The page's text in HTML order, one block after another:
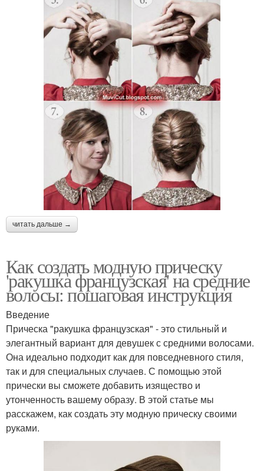
читать дальше →
Как создать модную прическу
'ракушка французская' на средние
волосы: пошаговая инструкция
Введение
Прическа "ракушка французская" - это стильный и
элегантный вариант для девушек с средними волосами.
Она идеально подходит как для повседневного стиля,
так и для специальных случаев. С помощью этой
прически вы сможете добавить изящество и
утонченность вашему образу. В этой статье мы
расскажем, как создать эту модную прическу своими
руками.